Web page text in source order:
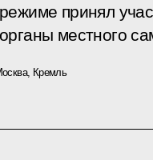
принял
местного
Кремль